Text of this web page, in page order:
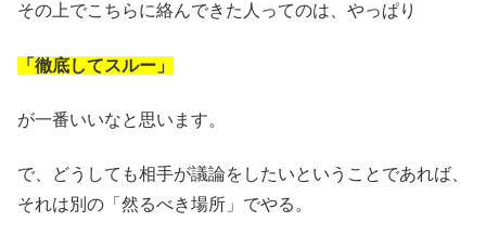
その上でこちらに絡んできた人ってのは、やっぱり
「徹底してスルー」
が一番いいなと思います。
で、どうしても相手が議論をしたいということであれば、
それは別の「然るべき場所」でやる。